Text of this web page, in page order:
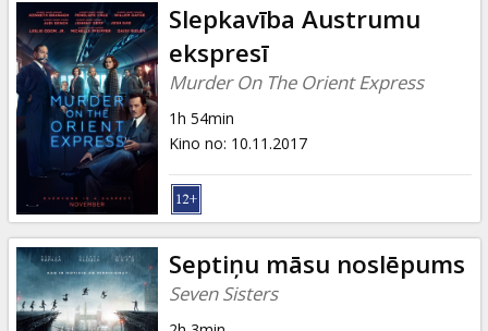
Slepkavība Austrumu
ekspresī
Murder On The Orient Express
1h 54min
Kino no: 10.11.2017
Septiņu māsu noslēpums
Seven Sisters